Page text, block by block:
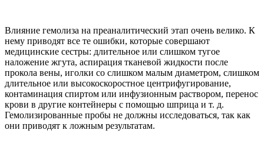
Влияние гемолиза на преаналитический этап очень велико. К
нему приводят все те ошибки, которые совершают
медицинские сестры: длительное или слишком тугое
наложение жгута, аспирация тканевой жидкости после
прокола вены, иголки со слишком малым диаметром, слишком
длительное или высокоскоростное центрифугирование,
контаминация спиртом или инфузионным раствором, перенос
крови в другие контейнеры с помощью шприца и т. д.
Гемолизированные пробы не должны исследоваться, так как
они приводят к ложным результатам.